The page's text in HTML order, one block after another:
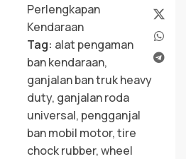
Perlengkapan
Kendaraan
Tag: alat pengaman
ban kendaraan,
ganjalan ban truk heavy
duty, ganjalan roda
universal, pengganjal
ban mobil motor,tire
chock rubber,wheel